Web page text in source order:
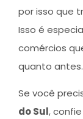
por isso que
Isso é
comércios
quanto antes.
Se você
do Sul,